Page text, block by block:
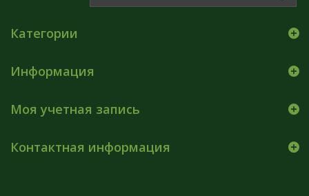
Категории
Информация
Моя учетная запись
Контактная информация